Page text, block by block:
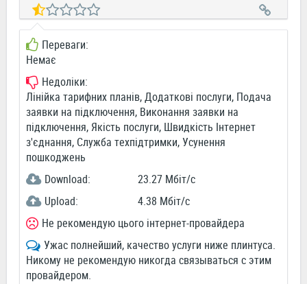
Переваги:
Немає
Недоліки:
Лінійка тарифних планів, Додаткові послуги, Подача
заявки на підключення, Виконання заявки на
підключення, Якість послуги, Швидкість Інтернет
з'єднання, Служба техпідтримки, Усунення
пошкоджень
Download:
23.27 Мбіт/c
Upload:
4.38 Мбіт/c
Не рекомендую цього інтернет-провайдера
Ужас полнейший, качество услуги ниже плинтуса.
Никому не рекомендую никогда связываться с этим
провайдером.